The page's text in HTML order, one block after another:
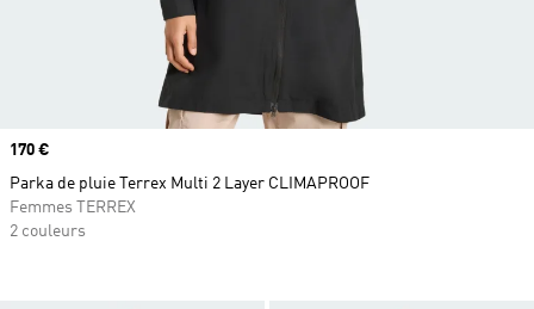
Prix
170 €
Parka de pluie Terrex Multi 2 Layer CLIMAPROOF
Femmes TERREX
2 couleurs